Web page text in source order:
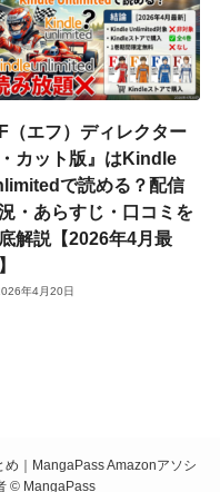
F（エフ）ディレクター
カット版』はKindle
で読める？配信
・あらすじ・口コミを
解説【2026年4月最
年4月20日
｜MangaPass Amazonアソシ
© MangaPass